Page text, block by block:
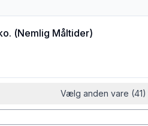
(Nemlig Måltider)
Vælg anden vare (41)